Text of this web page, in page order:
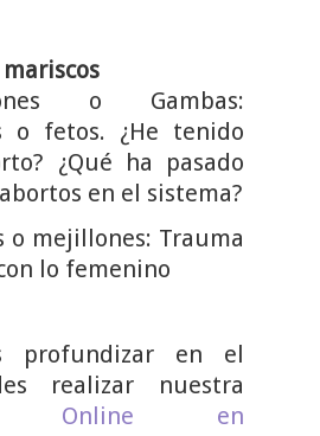
o Gambas:
o fetos. ¿He tenido
¿Qué ha pasado
en el sistema?
o mejillones: Trauma
lo femenino
profundizar en el
realizar nuestra
Online en